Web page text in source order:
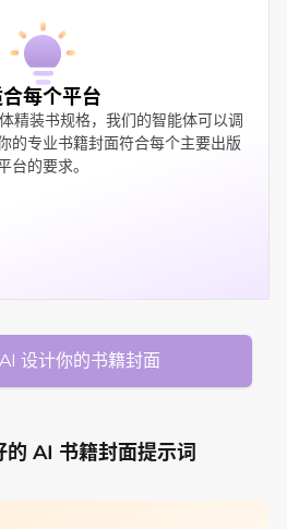
每个平台
精装书规格，我们的智能体可以调
的专业书籍封面符合每个主要出版
台的要求。
设计你的书籍封面
的 AI 书籍封面提示词